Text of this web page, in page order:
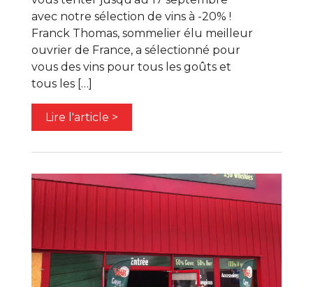
avec notre sélection de vins à -20% !
Franck Thomas, sommelier élu meilleur
ouvrier de France, a sélectionné pour
vous des vins pour tous les goûts et
tous les […]
Lire l'article >